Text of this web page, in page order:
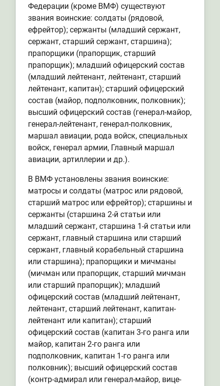
Федерации (кроме ВМФ) существуют
звания воинские: солдаты (рядовой,
ефрейтор); сержанты (младший сержант,
сержант, старший сержант, старшина);
прапорщики (прапорщик, старший
прапорщик); младший офицерский состав
(младший лейтенант, лейтенант, старший
лейтенант, капитан); старший офицерский
состав (майор, подполковник, полковник);
высший офицерский состав (генерал-майор,
генерал-лейтенант, генерал-полковник,
маршал авиации, рода войск, специальных
войск, генерал армии, Главный маршал
авиации, артиллерии и др.).
В ВМФ установлены звания воинские:
матросы и солдаты (матрос или рядовой,
старший матрос или ефрейтор); старшины и
сержанты (старшина 2-й статьи или
младший сержант, старшина 1-й статьи или
сержант, главный старшина или старший
сержант, главный корабельный старшина
или старшина); прапорщики и мичманы
(мичман или прапорщик, старший мичман
или старший прапорщик); младший
офицерский состав (младший лейтенант,
лейтенант, старший лейтенант, капитан-
лейтенант или капитан); старший
офицерский состав (капитан 3-го ранга или
майор, капитан 2-го ранга или
подполковник, капитан 1-го ранга или
полковник); высший офицерский состав
(контр-адмирал или генерал-майор, вице-